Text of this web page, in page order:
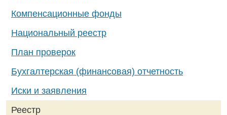
Компенсационные фонды
Национальный реестр
План проверок
Бухгалтерская (финансовая) отчетность
Иски и заявления
Реестр